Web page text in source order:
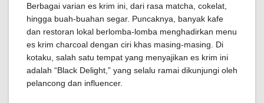
Berbagai varian es krim ini, dari rasa matcha, cokelat,
hingga buah-buahan segar. Puncaknya, banyak kafe
dan restoran lokal berlomba-lomba menghadirkan menu
es krim charcoal dengan ciri khas masing-masing. Di
kotaku, salah satu tempat yang menyajikan es krim ini
adalah “Black Delight,” yang selalu ramai dikunjungi oleh
pelancong dan influencer.